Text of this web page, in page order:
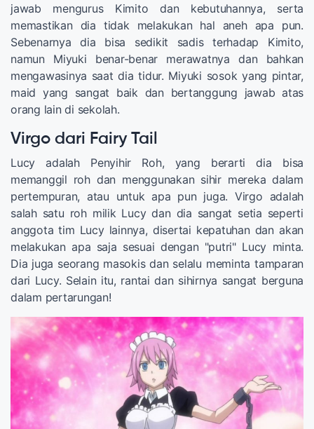
jawab mengurus Kimito dan kebutuhannya, serta
memastikan dia tidak melakukan hal aneh apa pun.
Sebenarnya dia bisa sedikit sadis terhadap Kimito,
namun Miyuki benar-benar merawatnya dan bahkan
mengawasinya saat dia tidur. Miyuki sosok yang pintar,
maid yang sangat baik dan bertanggung jawab atas
orang lain di sekolah.
Virgo dari Fairy Tail
Lucy adalah Penyihir Roh, yang berarti dia bisa
memanggil roh dan menggunakan sihir mereka dalam
pertempuran, atau untuk apa pun juga. Virgo adalah
salah satu roh milik Lucy dan dia sangat setia seperti
anggota tim Lucy lainnya, disertai kepatuhan dan akan
melakukan apa saja sesuai dengan "putri" Lucy minta.
Dia juga seorang masokis dan selalu meminta tamparan
dari Lucy. Selain itu, rantai dan sihirnya sangat berguna
dalam pertarungan!